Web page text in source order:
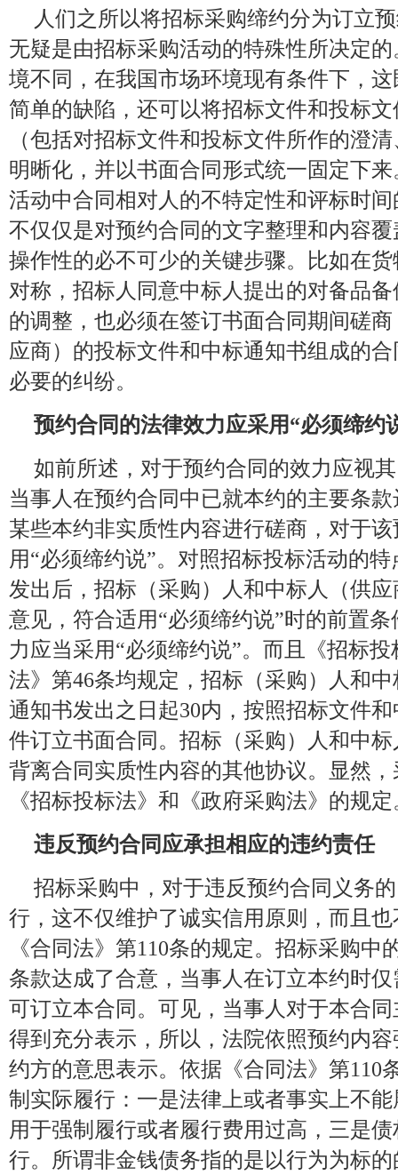
人们之所以将招标采购缔约分为订立
无疑是由招标采购活动的特殊性所决定
境不同，在我国市场环境现有条件下，
简单的缺陷，还可以将招标文件和投标
（包括对招标文件和投标文件所作的澄
明晰化，并以书面合同形式统一固定下
活动中合同相对人的不特定性和评标时
不仅仅是对预约合同的文字整理和内容
操作性的必不可少的关键步骤。比如在
对称，招标人同意中标人提出的对备品
的调整，也必须在签订书面合同期间磋
应商）的投标文件和中标通知书组成的
必要的纠纷。
预约合同的法律效力应采用“必须缔约
如前所述，对于预约合同的效力应视
当事人在预约合同中已就本约的主要条
某些本约非实质性内容进行磋商，对于
用“必须缔约说”。对照招标投标活动的
发出后，招标（采购）人和中标人（供
意见，符合适用“必须缔约说”时的前置
力应当采用“必须缔约说”。而且《招标
法》第46条均规定，招标（采购）人和
通知书发出之日起30内，按照招标文件
件订立书面合同。招标（采购）人和中
背离合同实质性内容的其他协议。显然
《招标投标法》和《政府采购法》的规定
违反预约合同应承担相应的违约责任
招标采购中，对于违反预约合同义务
行，这不仅维护了诚实信用原则，而且
《合同法》第110条的规定。招标采购
条款达成了合意，当事人在订立本约时
可订立本合同。可见，当事人对于本合
得到充分表示，所以，法院依照预约内
约方的意思表示。依据《合同法》第110
制实际履行：一是法律上或者事实上不
用于强制履行或者履行费用过高，三是
行。所谓非金钱债务指的是以行为为标